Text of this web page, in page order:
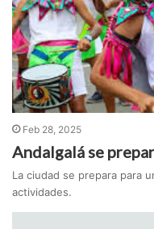
Feb 28, 2025
Andalgalá se
La ciudad se prepara para
actividades.